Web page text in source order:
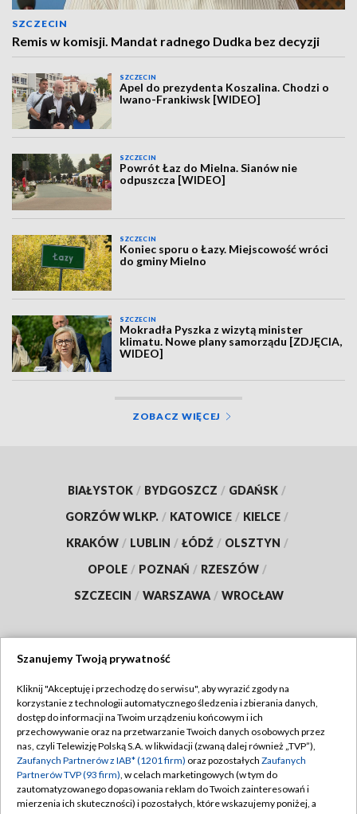
SZCZECIN
Remis w komisji. Mandat radnego Dudka bez decyzji
SZCZECIN
Apel do prezydenta Koszalina. Chodzi o
Iwano-Frankiwsk [WIDEO]
SZCZECIN
Powrót Łaz do Mielna. Sianów nie
odpuszcza [WIDEO]
SZCZECIN
Koniec sporu o Łazy. Miejscowość wróci
do gminy Mielno
SZCZECIN
Mokradła Pyszka z wizytą minister
klimatu. Nowe plany samorządu [ZDJĘCIA,
WIDEO]
ZOBACZ WIĘCEJ
BIAŁYSTOK / BYDGOSZCZ / GDAŃSK /
GORZÓW WLKP. / KATOWICE / KIELCE /
KRAKÓW / LUBLIN / ŁÓDŹ / OLSZTYN /
OPOLE / POZNAŃ / RZESZÓW /
SZCZECIN / WARSZAWA / WROCŁAW
TVP
Abonament TVP
Emisja w TVP
Centrum informacji TVP
Naziemna Telewizja Cyfrowa
Regulamin TVP
Polityka prywatności
Moje zgody
Szanujemy Twoją prywatność
Kliknij "Akceptuję i przechodzę do serwisu", aby wyrazić zgody na
korzystanie z technologii automatycznego śledzenia i zbierania danych,
dostęp do informacji na Twoim urządzeniu końcowym i ich
przechowywanie oraz na przetwarzanie Twoich danych osobowych przez
nas, czyli Telewizję Polską S.A. w likwidacji (zwaną dalej również „TVP”),
Zaufanych Partnerów z IAB* (1201 firm) oraz pozostałych Zaufanych
Partnerów TVP (93 firm), w celach marketingowych (w tym do
zautomatyzowanego dopasowania reklam do Twoich zainteresowań i
mierzenia ich skuteczności) i pozostałych, które wskazujemy poniżej, a